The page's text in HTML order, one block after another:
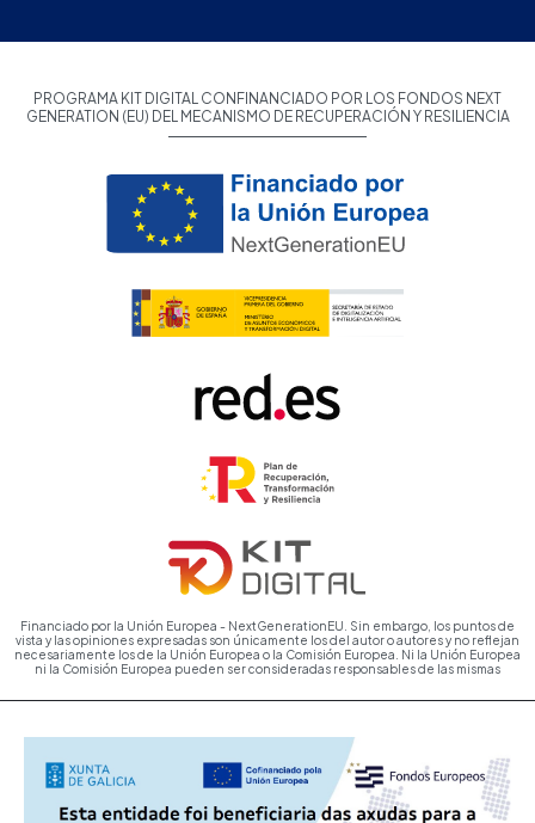
PROGRAMA KIT DIGITAL CONFINANCIADO POR LOS FONDOS NEXT
GENERATION (EU) DEL MECANISMO DE RECUPERACIÓN Y RESILIENCIA
Financiado por la Unión Europea - NextGenerationEU. Sin embargo, los puntos de
vista y las opiniones expresadas son únicamente los del autor o autores y no reflejan
necesariamente los de la Unión Europea o la Comisión Europea. Ni la Unión Europea
ni la Comisión Europea pueden ser consideradas responsables de las mismas